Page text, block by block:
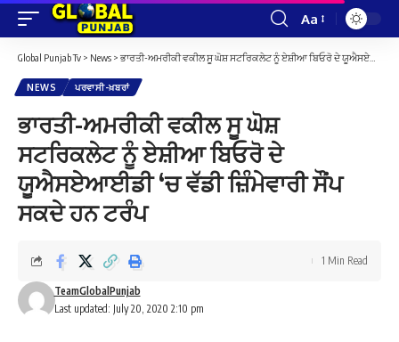
Font
Resizer
Aa
Global Punjab Tv > News > ਭਾਰਤੀ-ਅਮਰੀਕੀ ਵਕੀਲ ਸੂ ਘੋਸ਼ ਸਟਰਿਕਲੇਟ ਨੂੰ ਏਸ਼ੀਆ ਬਿਓਰੋ ਦੇ ਯੂਐਸਏਆਈਡੀ ‘ਚ ਵੱਡੀ ਜ਼ਿੰਮੇਵਾਰੀ ਸੌਂਪ ਸਕਦੇ ਹਨ ਟਰੰਪ
NEWS ਪਰਵਾਸੀ-ਖ਼ਬਰਾਂ
ਭਾਰਤੀ-ਅਮਰੀਕੀ ਵਕੀਲ ਸੂ ਘੋਸ਼
ਸਟਰਿਕਲੇਟ ਨੂੰ ਏਸ਼ੀਆ ਬਿਓਰੋ ਦੇ
ਯੂਐਸਏਆਈਡੀ ‘ਚ ਵੱਡੀ ਜ਼ਿੰਮੇਵਾਰੀ ਸੌਂਪ
ਸਕਦੇ ਹਨ ਟਰੰਪ
Last updated: July 20, 2020 2:10 pm
TeamGlobalPunjab
1 Min Read